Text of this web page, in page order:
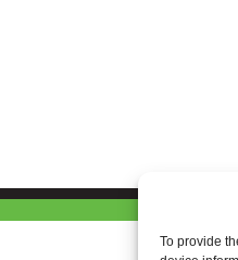
To provide